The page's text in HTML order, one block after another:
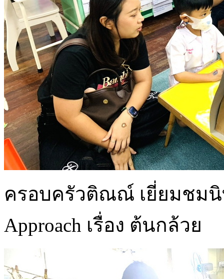
ครอบครัวติณณ์ เยี่ยมชมนิ
Approach เรื่อง ต้นกล้วย